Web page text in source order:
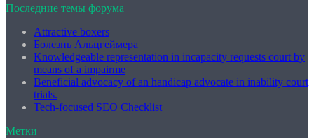
Последние темы форума
Attractive boxers
Болезнь Альцгеймера
Knowledgeable representation in incapacity requests court by
means of a impairme
Beneficial advocacy of an handicap advocate in inability court
trials.
Tech-focused SEO Checklist
Метки